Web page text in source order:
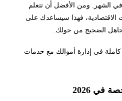
الشهر. ومن الأفضل أن تتعلم
الاقتصادية، فهذا سيساعدك على
الضجيج من حولك.
في إدارة أموالك مع خدمات
2026